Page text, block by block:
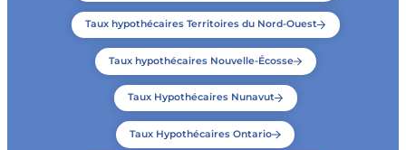
Taux hypothécaires Territoires du Nord-Ouest
Taux hypothécaires Nouvelle-Écosse
Taux Hypothécaires Nunavut
Taux Hypothécaires Ontario